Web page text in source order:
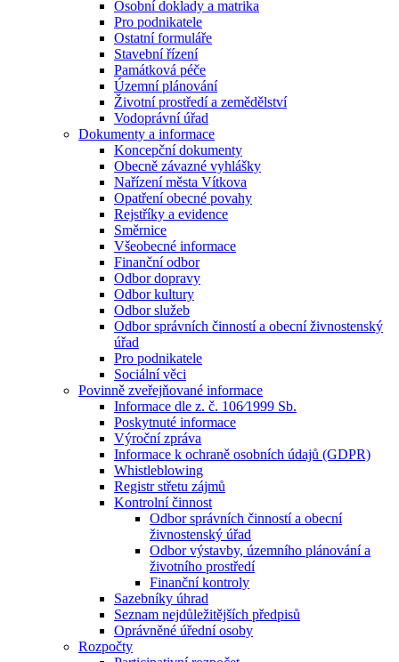
Osobní doklady a matrika
Pro podnikatele
Ostatní formuláře
Stavební řízení
Památková péče
Územní plánování
Životní prostředí a zemědělství
Vodoprávní úřad
Dokumenty a informace
Koncepční dokumenty
Obecně závazné vyhlášky
Nařízení města Vítkova
Opatření obecné povahy
Rejstříky a evidence
Směrnice
Všeobecné informace
Finanční odbor
Odbor dopravy
Odbor kultury
Odbor služeb
Odbor správních činností a obecní živnostenský
úřad
Pro podnikatele
Sociální věci
Povinně zveřejňované informace
Informace dle z. č. 106⁄1999 Sb.
Poskytnuté informace
Výroční zpráva
Informace k ochraně osobních údajů (GDPR)
Whistleblowing
Registr střetu zájmů
Kontrolní činnost
Odbor správních činností a obecní
živnostenský úřad
Odbor výstavby, územního plánování a
životního prostředí
Finanční kontroly
Sazebníky úhrad
Seznam nejdůležitějších předpisů
Oprávněné úřední osoby
Rozpočty